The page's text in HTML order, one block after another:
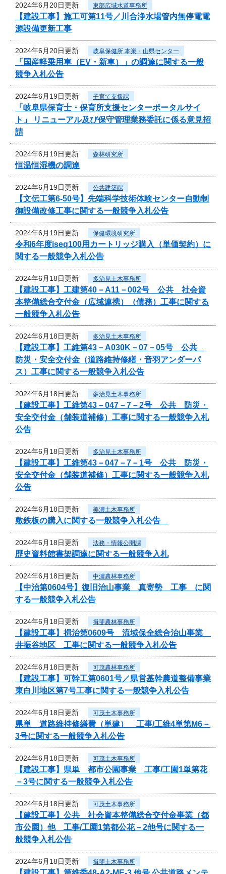
2024年6月20日更新 東部広域水道事務所
【建設工事】施工可第11号／川合浄水場管内無停電電
源設備更新工事
2024年6月20日更新 岐阜保健所 本巣・山県センター
「国産軽乗用車（EV・新車）」の調達に関する一般
競争入札公告
2024年6月19日更新 子育て支援課
「岐阜県保育士・保育所支援センターポータルサイ
ト」 リニューアル及び保守管理業務委託に係る意見招
請
2024年6月19日更新 森林研究所
恒温恒湿機の調達
2024年6月19日更新 公共建築課
【文伝工第6-50号】先端科学技術体験センター自動制
御設備改修工事に関する一般競争入札公告
2024年6月19日更新 保健環境研究所
令和6年度iseq100用カートリッジ購入（単価契約）に
関する一般競争入札公告
2024年6月18日更新 多治見土木事務所
【建設工事】工建第40－A11－002号 公共 社会資
本整備総合交付金（広域連携）（債務）工事に関する
一般競争入札公告
2024年6月18日更新 多治見土木事務所
【建設工事】工維第43－A030K－07－05号 公共
防災・安全交付金（道路維持修繕・音羽アンダーパ
ス）工事に関する一般競争入札公告
2024年6月18日更新 多治見土木事務所
【建設工事】工維第43－047－7－2号 公共 防災・
安全交付金（舗装道補修）工事に関する一般競争入札
公告
2024年6月18日更新 多治見土木事務所
【建設工事】工維第43－047－7－1号 公共 防災・
安全交付金（舗装道補修）工事に関する一般競争入札
公告
2024年6月18日更新 美濃土木事務所
敷鉄板の購入に関する一般競争入札公告
2024年6月18日更新 法務・情報公開課
歴史資料館書架調達に関する一般競争入札
2024年6月18日更新 中濃農林事務所
【中治第0604号】復旧治山事業 真寄勢 工事 に関
する一般競争入札公告
2024年6月18日更新 揖斐農林事務所
【建設工事】揖治第0609号 流域保全総合治山事業
井振谷地区 工事に関する一般競争入札公告
2024年6月18日更新 可茂農林事務所
【建設工事】可幹工第0601号／県営基幹農道整備事業
東白川地区第7号工事に関する一般競争入札公告
2024年6月18日更新 可茂土木事務所
県単 道路維持修繕費（単建） 工事/工維4単第M6－
3号に関する一般競争入札公告
2024年6月18日更新 可茂土木事務所
【建設工事】県単 都市公園事業 工事/工園1単第花
－3号に関する一般競争入札公告
2024年6月18日更新 可茂土木事務所
【建設工事】公共 社会資本整備総合交付金事業（都
市公園）他 工事/工園1第都公花－2他号に関する一
般競争入札公告
2024年6月18日更新 揖斐土木事務所